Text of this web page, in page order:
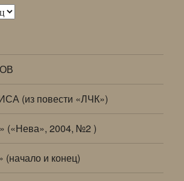
(из повести «ЛЧК»)
(«Нева», 2004, №2 )
(начало и конец)